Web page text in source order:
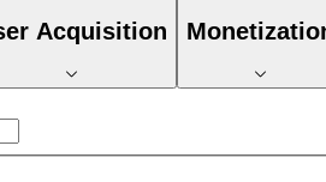
Acquisition